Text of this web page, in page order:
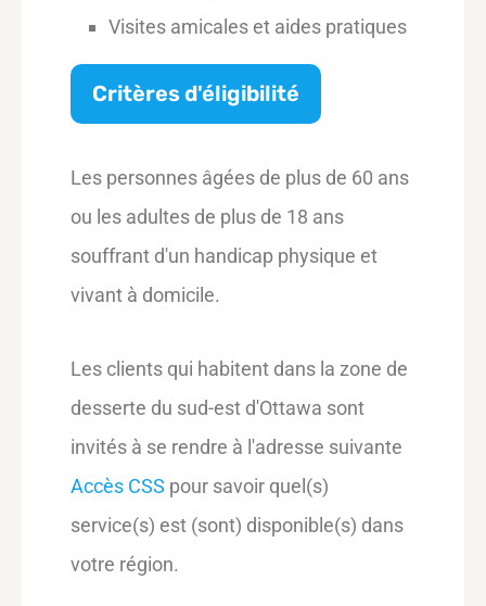
Visites amicales et aides pratiques
Critères d'éligibilité
Les personnes âgées de plus de 60 ans
ou les adultes de plus de 18 ans
souffrant d'un handicap physique et
vivant à domicile.
Les clients qui habitent dans la zone de
desserte du sud-est d'Ottawa sont
invités à se rendre à l'adresse suivante
Accès CSS pour savoir quel(s)
service(s) est (sont) disponible(s) dans
votre région.